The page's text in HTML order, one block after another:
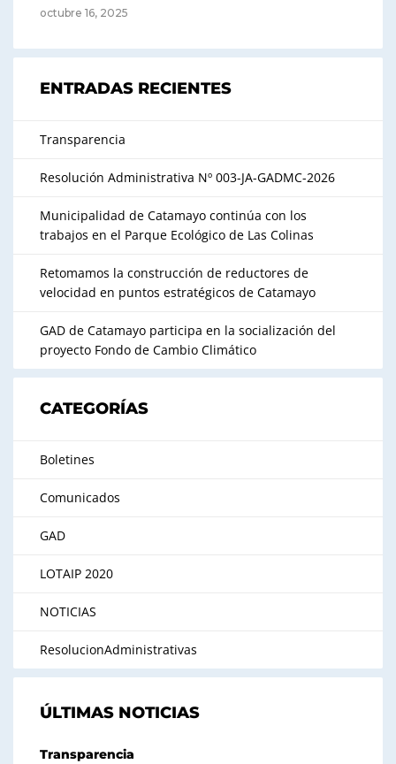
octubre 16, 2025
ENTRADAS RECIENTES
Transparencia
Resolución Administrativa Nº 003-JA-GADMC-2026
Municipalidad de Catamayo continúa con los
trabajos en el Parque Ecológico de Las Colinas
Retomamos la construcción de reductores de
velocidad en puntos estratégicos de Catamayo
GAD de Catamayo participa en la socialización del
proyecto Fondo de Cambio Climático
CATEGORÍAS
Boletines
Comunicados
GAD
LOTAIP 2020
NOTICIAS
ResolucionAdministrativas
ÚLTIMAS NOTICIAS
Transparencia